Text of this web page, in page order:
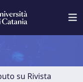
su Rivista